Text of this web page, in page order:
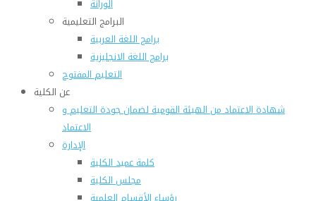
الوراثة
البرامج التعليمية
برامج اللغة العربية
برامج اللغة الانجليزية
التعليم المفتوح
عن الكلية
شهادة الاعتماد من الهيئة القومية لضمان جودة التعليم و
الاعتماد
الإدارة
كلمة عميد الكلية
مجلس الكلية